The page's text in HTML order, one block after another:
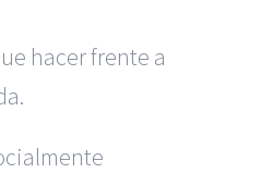
hacer frente a